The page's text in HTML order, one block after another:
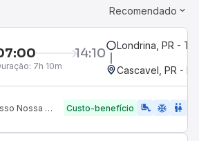
Recomendado
14:10
7h 10m
Londrina, PR -
Cascavel, PR -
Viação Expresso Nossa Senhora da Penha Custo-benefício airline_seat_legroom_extra ac_unit WC